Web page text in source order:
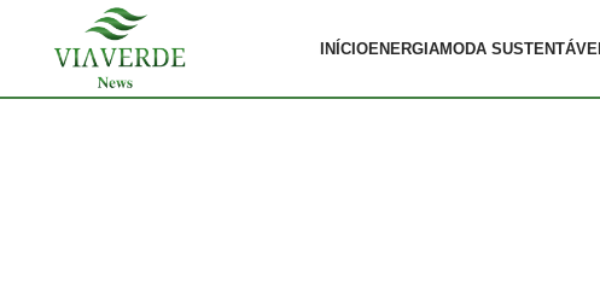
INÍCIOENERGIAMODA